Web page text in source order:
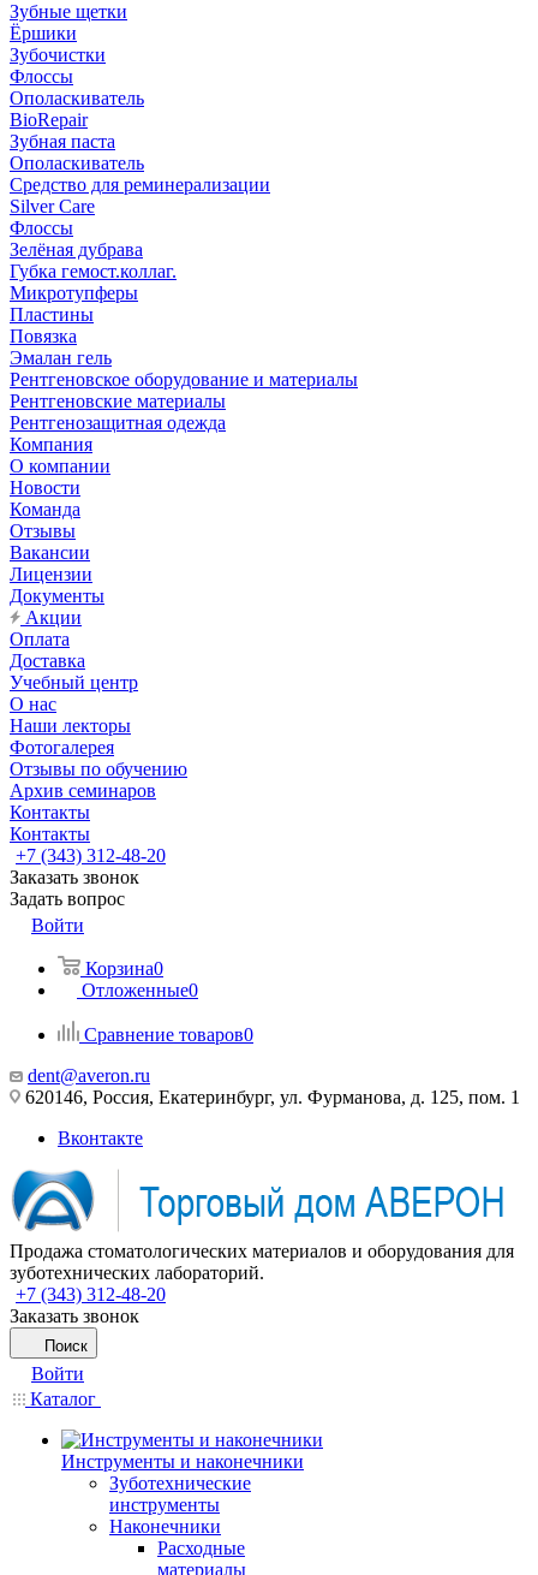
Зубные щетки
Ёршики
Зубочистки
Флоссы
Ополаскиватель
BioRepair
Зубная паста
Ополаскиватель
Средство для реминерализации
Silver Care
Флоссы
Зелёная дубрава
Губка гемост.коллаг.
Микротупферы
Пластины
Повязка
Эмалан гель
Рентгеновское оборудование и материалы
Рентгеновские материалы
Рентгенозащитная одежда
Компания
О компании
Новости
Команда
Отзывы
Вакансии
Лицензии
Документы
Акции
Оплата
Доставка
Учебный центр
О нас
Наши лекторы
Фотогалерея
Отзывы по обучению
Архив семинаров
Контакты
Контакты
+7 (343) 312-48-20
Заказать звонок
Задать вопрос
Войти
Корзина0
Отложенные0
Сравнение товаров0
dent@averon.ru
620146, Россия, Екатеринбург, ул. Фурманова, д. 125, пом. 1
Вконтакте
Продажа стоматологических материалов и оборудования для
зуботехнических лабораторий.
+7 (343) 312-48-20
Заказать звонок
Поиск
Войти
Каталог
Инструменты и наконечники
Зуботехнические
инструменты
Наконечники
Расходные
материалы